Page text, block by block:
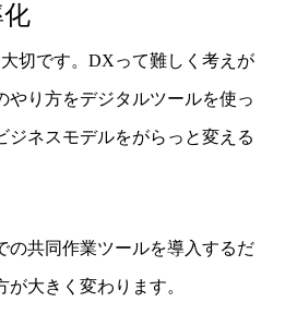
大切です。DXって難しく考えが
やり方をデジタルツールを使っ
ジネスモデルをがらっと変える
の共同作業ツールを導入するだ
大きく変わります。